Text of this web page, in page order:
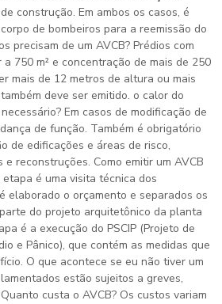
construção. Em ambos os casos, é
de bombeiros para a reemissão do
precisam de um AVCB? Prédios com
750 m² e concentração de mais de 250
mais de 12 metros de altura ou mais
deve ser emitido. o calor do
Em casos de modificação de
de função. Também é obrigatório
de edificações e áreas de risco,
reconstruções. Como emitir um AVCB
é uma visita técnica dos
elaborado o orçamento e separados os
do projeto arquitetônico da planta
é a execução do PSCIP (Projeto de
e Pânico), que contém as medidas que
O que acontece se eu não tiver um
estão sujeitos a greves,
custa o AVCB? Os custos variam